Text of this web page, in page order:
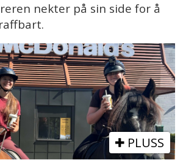
nekter på sin side for å
PLUSS